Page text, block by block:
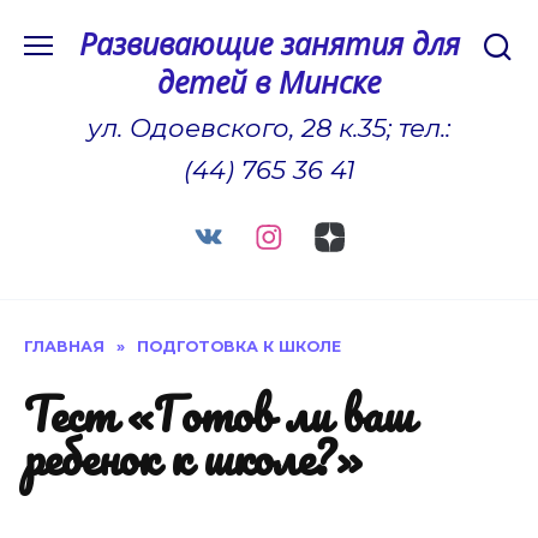
Развивающие занятия для
детей в Минске
ул. Одоевского, 28 к.35; тел.:
(44) 765 36 41
ГЛАВНАЯ » ПОДГОТОВКА К ШКОЛЕ
Тест «Готов ли ваш
ребенок к школе?»